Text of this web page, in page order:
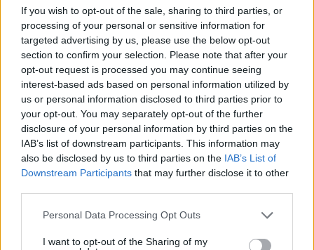
If you wish to opt-out of the sale, sharing to third parties, or
processing of your personal or sensitive information for
targeted advertising by us, please use the below opt-out
section to confirm your selection. Please note that after your
opt-out request is processed you may continue seeing
interest-based ads based on personal information utilized by
us or personal information disclosed to third parties prior to
your opt-out. You may separately opt-out of the further
disclosure of your personal information by third parties on the
IAB’s list of downstream participants. This information may
also be disclosed by us to third parties on the IAB’s List of
Downstream Participants that may further disclose it to other
Please note that this website/app uses one or more Google
not limited to your visit or usage behaviour. You may click to
Personal Data Processing Opt Outs
I want to opt-out of the Sharing of my
Μια βιοτεχνολόγος έχασε 10 κιλά χωρίς να
στερηθεί το αγαπημένο της φαγητό – Οι 8
συνήθειες που έκαναν τη διαφορά
05.08.2026, 18:31